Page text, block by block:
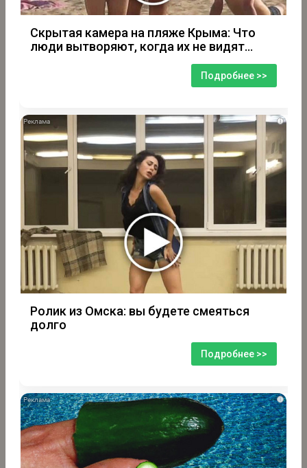
Скрытая камера на пляже Крыма: Что
люди вытворяют, когда их не видят...
Подробнее >>
i
Ролик из Омска: вы будете смеяться
долго
Подробнее >>
i